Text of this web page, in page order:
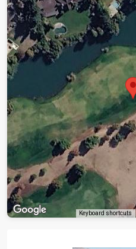
Keyboard shortcuts